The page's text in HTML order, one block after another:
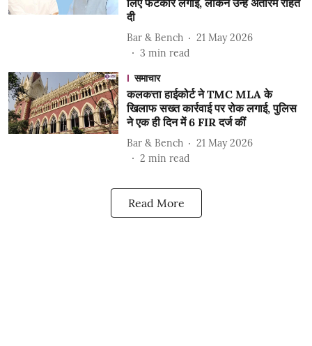
लिए फटकार लगाई, लेकिन उन्हें अंतरिम राहत
दी
Bar & Bench
21 May 2026
3 min read
समाचार
कलकत्ता हाईकोर्ट ने TMC MLA के
खिलाफ सख्त कार्रवाई पर रोक लगाई, पुलिस
ने एक ही दिन में 6 FIR दर्ज कीं
Bar & Bench
21 May 2026
2 min read
Read More